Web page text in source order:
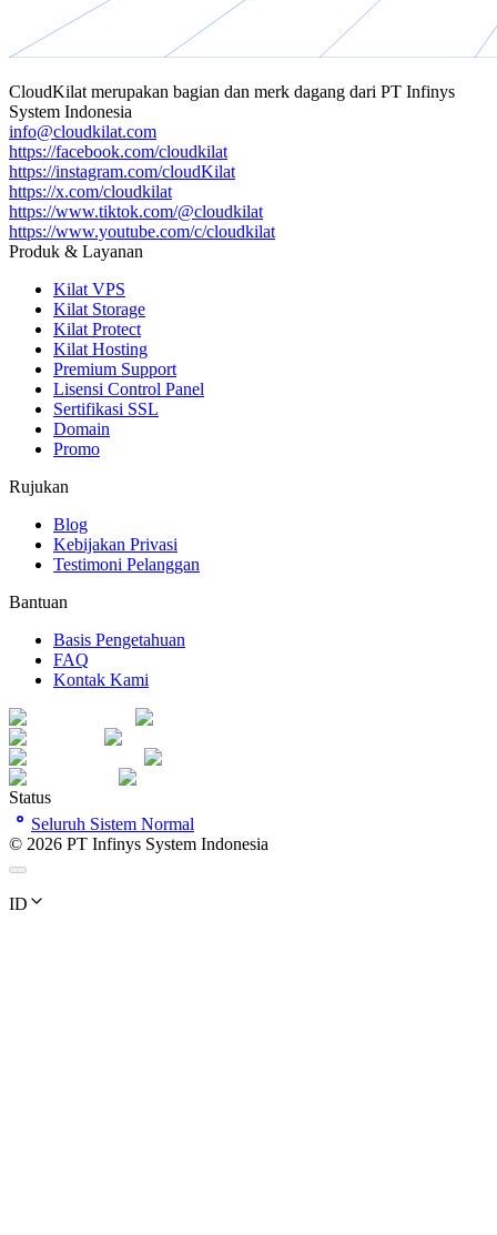
CloudKilat merupakan bagian dan merk dagang dari PT Infinys
System Indonesia
info@cloudkilat.com
https://facebook.com/cloudkilat
https://instagram.com/cloudKilat
https://x.com/cloudkilat
https://www.tiktok.com/@cloudkilat
https://www.youtube.com/c/cloudkilat
Produk & Layanan
Kilat VPS
Kilat Storage
Kilat Protect
Kilat Hosting
Premium Support
Lisensi Control Panel
Sertifikasi SSL
Domain
Promo
Rujukan
Blog
Kebijakan Privasi
Testimoni Pelanggan
Bantuan
Basis Pengetahuan
FAQ
Kontak Kami
Status
Seluruh Sistem Normal
© 2026 PT Infinys System Indonesia
ID